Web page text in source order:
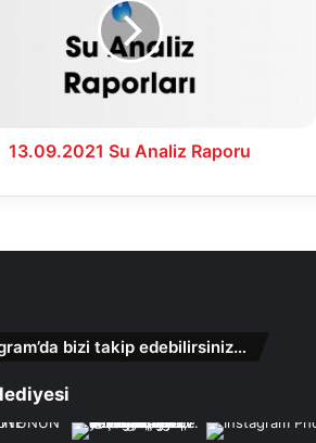
13.09.2021 Su Analiz Raporu
bizi takip edebilirsiniz…